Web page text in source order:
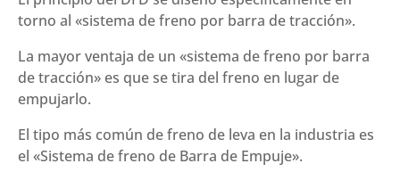
torno al «sistema de freno por barra de tracción».
La mayor ventaja de un «sistema de freno por barra
de tracción» es que se tira del freno en lugar de
empujarlo.
El tipo más común de freno de leva en la industria es
el «Sistema de freno de Barra de Empuje».